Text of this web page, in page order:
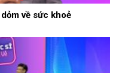
về sức khoẻ